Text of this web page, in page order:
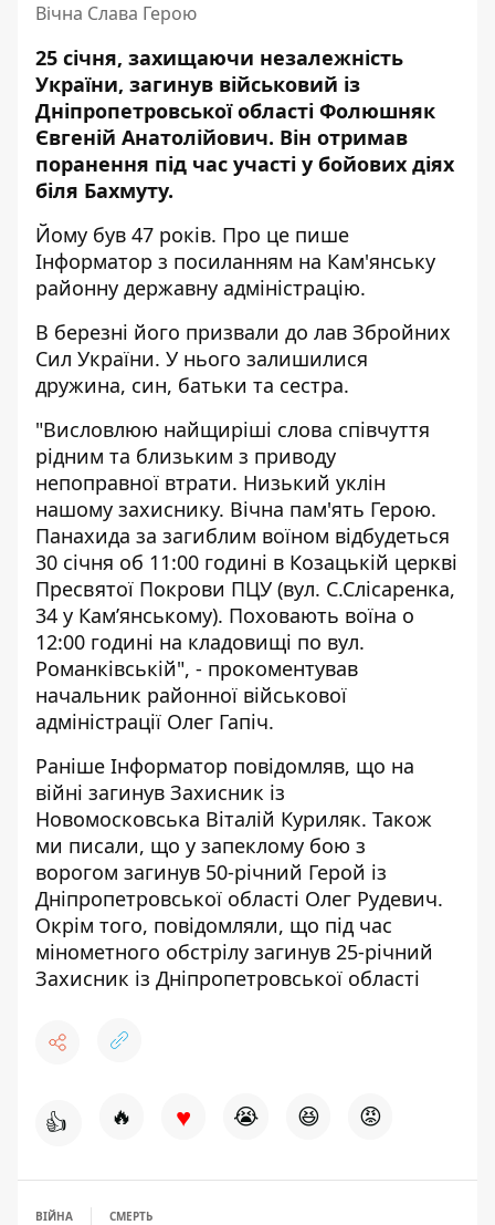
Вічна Слава Герою
25 січня, захищаючи незалежність
України, загинув військовий із
Дніпропетровської області Фолюшняк
Євгеній Анатолійович. Він отримав
поранення під час участі у бойових діях
біля Бахмуту.
Йому був 47 років. Про це пише
Інформатор з посиланням на Кам'янську
районну державну адміністрацію.
В березні його призвали до лав Збройних
Сил України. У нього залишилися
дружина, син, батьки та сестра.
"Висловлюю найщиріші слова співчуття
рідним та близьким з приводу
непоправної втрати. Низький уклін
нашому захиснику. Вічна пам'ять Герою.
Панахида за загиблим воїном відбудеться
30 січня об 11:00 годині в Козацькій церкві
Пресвятої Покрови ПЦУ (вул. С.Слісаренка,
34 у Кам’янському). Поховають воїна о
12:00 годині на кладовищі по вул.
Романківській", - прокоментував
начальник районної військової
адміністрації Олег Гапіч.
Раніше Інформатор повідомляв, що на
війні загинув Захисник із
Новомосковська Віталій Куриляк. Також
ми писали, що у запеклому бою з
ворогом загинув 50-річний Герой із
Дніпропетровської області Олег Рудевич.
Окрім того, повідомляли, що під час
мінометного обстрілу загинув 25-річний
Захисник із Дніпропетровської області
👍 🔥 ♥ 😭 😆 😡
ВІЙНА СМЕРТЬ